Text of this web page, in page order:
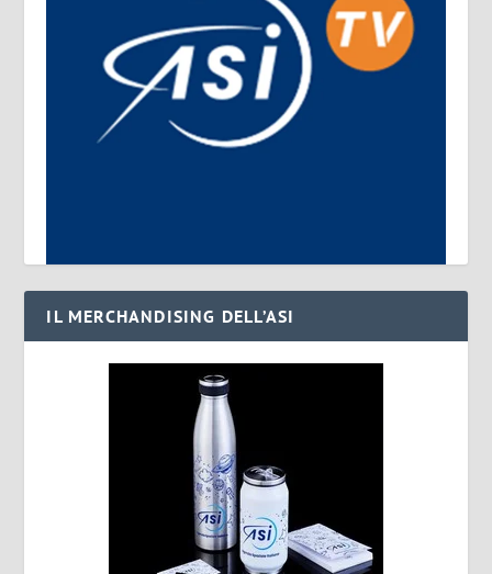
IL MERCHANDISING DELL’ASI